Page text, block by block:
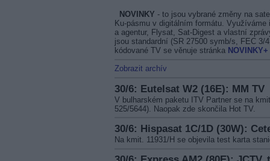
NOVINKY - to jsou vybrané změny na
Ku-pásmu v digitálním formátu.
a agentur, Flysat, Sat-Digest a vlastní
jsou standardní (SR 27500 symb/s, FEC
kódované TV se věnuje stránka NOVINKY+
Zobrazit archív
30/6: Eutelsat W2 (16E): MM TV
V bulharském paketu ITV Partner se na
525/5644). Naopak zde skončila Hot TV.
30/6: Hispasat 1C/1D (30W):
Na kmit. 11931/H se objevila test karta